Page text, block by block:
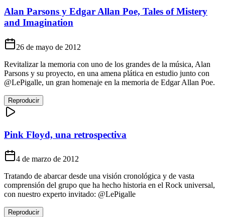
Alan Parsons y Edgar Allan Poe, Tales of Mistery
and Imagination
26 de mayo de 2012
Revitalizar la memoria con uno de los grandes de la música, Alan
Parsons y su proyecto, en una amena plática en estudio junto con
@LePigalle, un gran homenaje en la memoria de Edgar Allan Poe.
Reproducir
Pink Floyd, una retrospectiva
4 de marzo de 2012
Tratando de abarcar desde una visión cronológica y de vasta
comprensión del grupo que ha hecho historia en el Rock universal,
con nuestro experto invitado: @LePigalle
Reproducir